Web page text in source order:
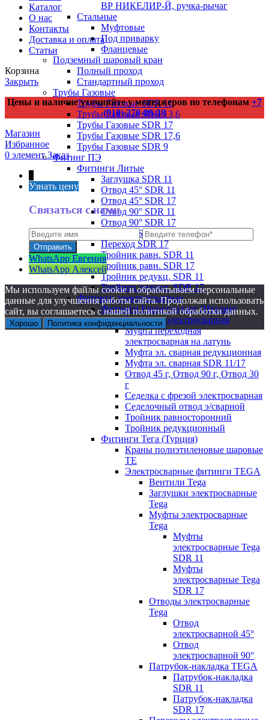
ВР НИКЕЛИР-Й, ручка-рычаг
Стальные
Муфтовые
Под приварку
Фланцевые
Подземный шаровый кран
Полный проход
Стандартный проход
Трубы Газовые
Трубы Газовые SDR 11
Трубы Газовые SDR 13,6
Трубы Газовые SDR 17
Трубы Газовые SDR 17,6
Трубы Газовые SDR 9
Фитинг ПЭ
Фитинги Литые
Заглушка SDR 11
Отвод 45° SDR 11
Отвод 45° SDR 17
Отвод 90° SDR 11
Отвод 90° SDR 17
Переход SDR 11
Переход SDR 17
Тройник равн. SDR 11
Тройник равн. SDR 17
Тройник редукц. SDR 11
Тройник редукц. SDR 17
Фитинги электросварные
Фитинги Евростандарт (Италия)
Заглушка электросварная
Муфта переходная
электросварная на латунь
Муфта эл. cварная редукционная
Муфта эл. сварная SDR 11/17
Отвод 45 г, Отвод 90 г, Отвод 30
г
Седелка с фрезой электросварная
Седелочный отвод э/сварной
Тройник равносторонний
Тройник редукционный
Фитинги Тега (Турция)
Краны полиэтиленовые шаровые
TE
Электросварные фитинги TEGA
Вентили Tega
Заглушки электросварные
Tega
Муфты электросварные
Tega
Муфты
электросварные Tega
SDR 11
Муфты
электросварные Tega
SDR 17
Отводы электросварные
Tega
Отвод
электросварной 45°
Отвод
электросварной 90°
Патрубок-накладка TEGA
Патрубок-накладка
SDR 11
Патрубок-накладка
SDR 17
Каталог
О нас
Контакты
Доставка и оплата
Статьи
Корзина
Закрыть
Цены и наличие уточняйте у менеджеров по телефонам +7
(918) 270-88-38
Магазин
Избранное
0 элемент Заказ
Узнать цену
Связаться с нами
WhatsApp Евгения
WhatsApp Алексей
Мы используем файлы cookie и обрабатываем персональные
данные для улучшения работы сайта. Продолжая использовать
сайт, вы соглашаетесь с нашей политикой обработки данных.
Хорошо Политика конфиденциальности